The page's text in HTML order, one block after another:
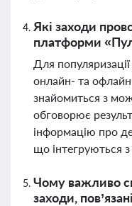
Які заходи
платформи
Для
онлайн- та офлайн-
знайомиться з
обговорює
інформацію про
що інтегруються
Чому важливо
заходи,